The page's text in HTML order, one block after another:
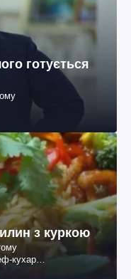
готується
з куркою
кухар